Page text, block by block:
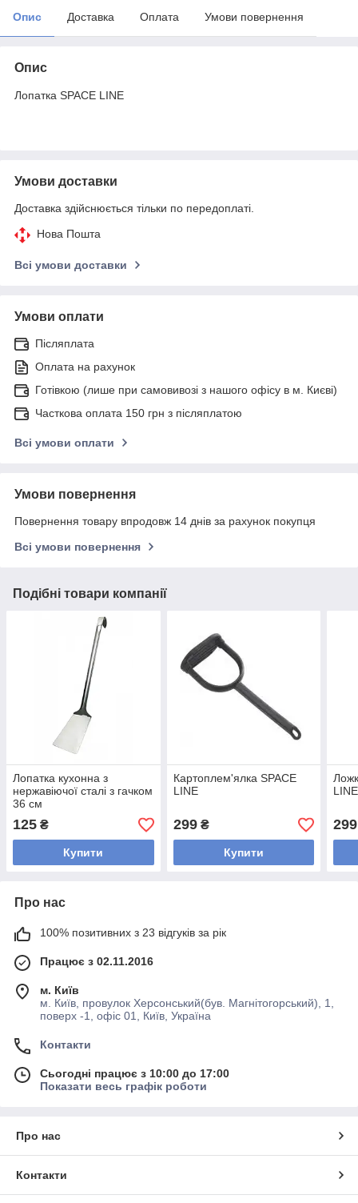
Опис Доставка Оплата Умови повернення
Опис
Лопатка SPACE LINE
Умови доставки
Доставка здійснюється тільки по передоплаті.
Нова Пошта
Всі умови доставки
Умови оплати
Післяплата
Оплата на рахунок
Готівкою (лише при самовивозі з нашого офісу в м. Києві)
Часткова оплата 150 грн з післяплатою
Всі умови оплати
Умови повернення
Повернення товару впродовж 14 днів за рахунок покупця
Всі умови повернення
Подібні товари компанії
Лопатка кухонна з
нержавіючої сталі з гачком
36 см
125 ₴
Купити
Картоплем'ялка SPACE
LINE
299₴
Купити
LINE
299
Про нас
100% позитивних з 23 відгуків за рік
Працює з 02.11.2016
м. Київ
м. Київ, провулок Херсонський(був. Магнітогорський), 1,
поверх -1, офіс 01, Київ, Україна
Контакти
Сьогодні працює з 10:00 до 17:00
Показати весь графік роботи
Про нас
Контакти